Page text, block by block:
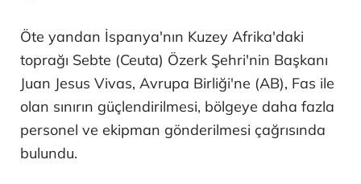
Öte yandan İspanya'nın Kuzey Afrika'daki
toprağı Sebte (Ceuta) Özerk Şehri'nin Başkanı
Juan Jesus Vivas, Avrupa Birliği'ne (AB), Fas ile
olan sınırın güçlendirilmesi, bölgeye daha fazla
personel ve ekipman gönderilmesi çağrısında
bulundu.